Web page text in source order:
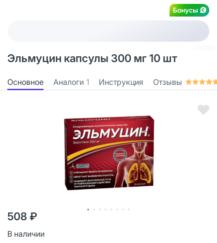
Бонусы
Эльмуцин капсулы 300 мг 10 шт
Основное Аналоги 1 Инструкция Отзывы
508 ₽
В наличии